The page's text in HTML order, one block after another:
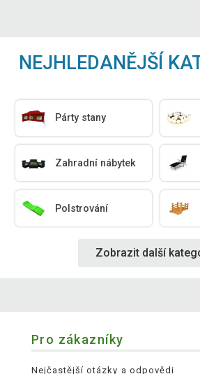
NEJHLEDANĚJŠÍ
Párty stany
Zahradní nábytek
Polstrování
Zobrazit další
Pro zákazníky
Nejčastější otázky a odpovědi